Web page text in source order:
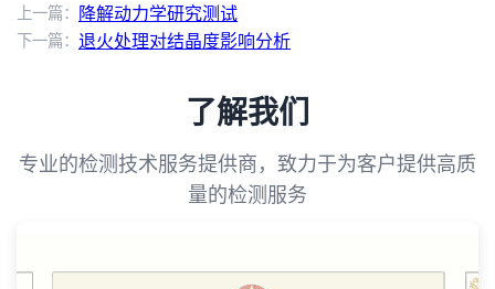
上一篇： 降解动力学研究测试
下一篇： 退火处理对结晶度影响分析
了解我们
专业的检测技术服务提供商，致力于为客户提供高质
量的检测服务